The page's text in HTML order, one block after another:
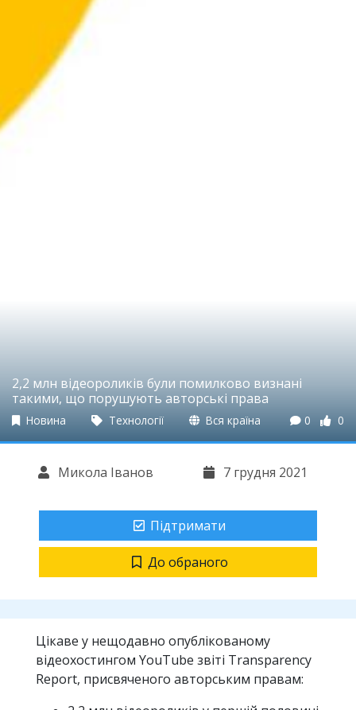
2,2 млн відеороликів були помилково визнані
такими, що порушують авторські права
Новина Технології Вся країна 0 0
Микола Іванов 7 грудня 2021
Підтримати
До обраного
Цікаве у нещодавно опублікованому
відеохостингом YouTube звіті Transparency
Report, присвяченого авторським правам: